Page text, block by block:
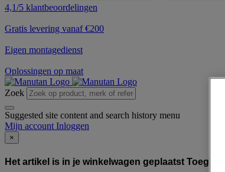
4,1/5 klantbeoordelingen
Gratis levering vanaf €200
Eigen montagedienst
Oplossingen op maat
Zoek
Suggested site content and search history menu
Mijn account Inloggen
×
Het artikel is in je winkelwagen geplaatst